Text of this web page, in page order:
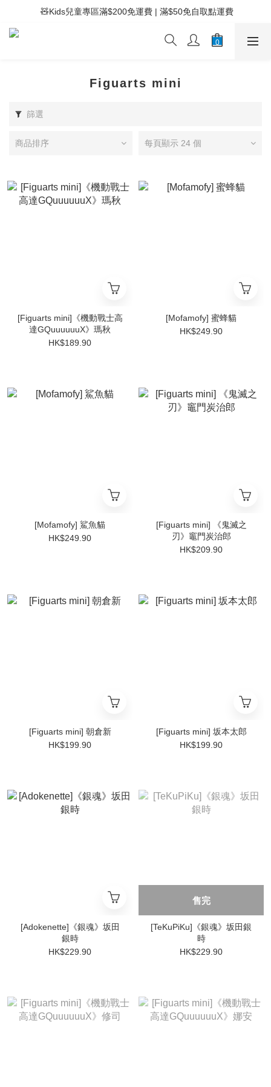
⚡滿$400免運費 | 滿$200免Easy Trade自取點運費
🧸Kids兒童專區滿$200免運費 | 滿$50免自取點運費
⚡滿$400免運費 | 滿$200免Easy Trade自取點運費
Figuarts mini
篩選
商品排序 每頁顯示 24 個
[Figuarts mini]《機動戰士高
達GQuuuuuuX》瑪秋
HK$189.90
[Mofamofy] 蜜蜂貓
HK$249.90
[Mofamofy] 鯊魚貓
HK$249.90
[Figuarts mini] 《鬼滅之
刃》竈門炭治郎
HK$209.90
[Figuarts mini] 朝倉新
HK$199.90
[Figuarts mini] 坂本太郎
HK$199.90
[Adokenette]《銀魂》坂田
銀時
HK$229.90
售完
[TeKuPiKu]《銀魂》坂田銀
時
HK$229.90